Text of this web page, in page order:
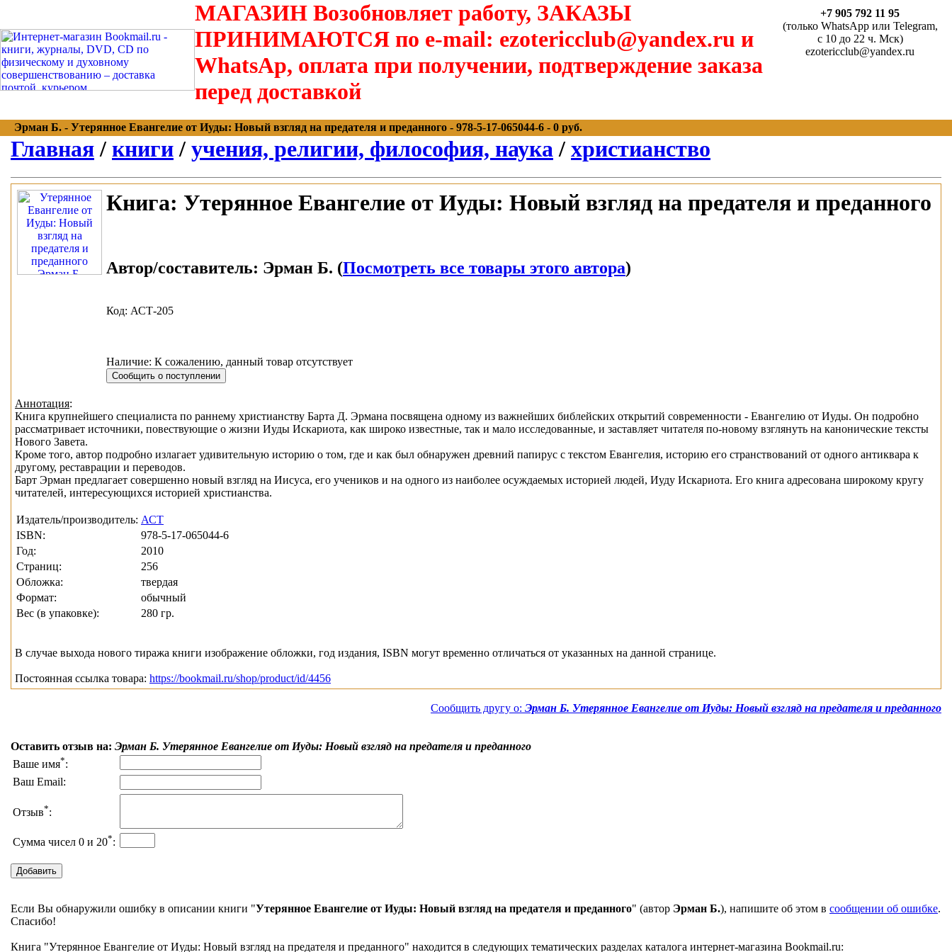
МАГАЗИН Возобновляет работу, ЗАКАЗЫ
ПРИНИМАЮТСЯ по e-mail: ezotericclub@yandex.ru и
WhatsAp, оплата при получении, подтверждение заказа
перед доставкой
+7 905 792 11 95
(только WhatsApp или Telegram,
с 10 до 22 ч. Мск)
ezotericclub@yandex.ru
Эрман Б. - Утерянное Евангелие от Иуды: Новый взгляд на предателя и преданного - 978-5-17-065044-6 - 0 руб.
Главная / книги / учения, религии, философия, наука / христианство
Книга: Утерянное Евангелие от Иуды: Новый взгляд на предателя и преданного
Автор/составитель: Эрман Б. (Посмотреть все товары этого автора)
Код: АСТ-205
Наличие: К сожалению, данный товар отсутствует
Аннотация:
Книга крупнейшего специалиста по раннему христианству Барта Д. Эрмана посвящена одному из важнейших библейских открытий современности - Евангелию от Иуды. Он подробно
рассматривает источники, повествующие о жизни Иуды Искариота, как широко известные, так и мало исследованные, и заставляет читателя по-новому взглянуть на канонические тексты
Нового Завета.
Кроме того, автор подробно излагает удивительную историю о том, где и как был обнаружен древний папирус с текстом Евангелия, историю его странствований от одного антиквара к
другому, реставрации и переводов.
Барт Эрман предлагает совершенно новый взгляд на Иисуса, его учеников и на одного из наиболее осуждаемых историей людей, Иуду Искариота. Его книга адресована широкому кругу
читателей, интересующихся историей христианства.
Издатель/производитель: АСТ
ISBN:
978-5-17-065044-6
Год:
2010
Страниц:
256
Обложка:
твердая
Формат:
обычный
Вес (в упаковке):
280 гр.
В случае выхода нового тиража книги изображение обложки, год издания, ISBN могут временно отличаться от указанных на данной странице.
Постоянная ссылка товара: https://bookmail.ru/shop/product/id/4456
Сообщить другу о: Эрман Б. Утерянное Евангелие от Иуды: Новый взгляд на предателя и преданного
Оставить отзыв на: Эрман Б. Утерянное Евангелие от Иуды: Новый взгляд на предателя и преданного
Ваше имя*:
Ваш Email:
Отзыв*:
Сумма чисел 0 и 20*:
Если Вы обнаружили ошибку в описании книги "Утерянное Евангелие от Иуды: Новый взгляд на предателя и преданного" (автор Эрман Б.), напишите об этом в сообщении об ошибке.
Спасибо!
Книга "Утерянное Евангелие от Иуды: Новый взгляд на предателя и преданного" находится в следующих тематических разделах каталога интернет-магазина Bookmail.ru: